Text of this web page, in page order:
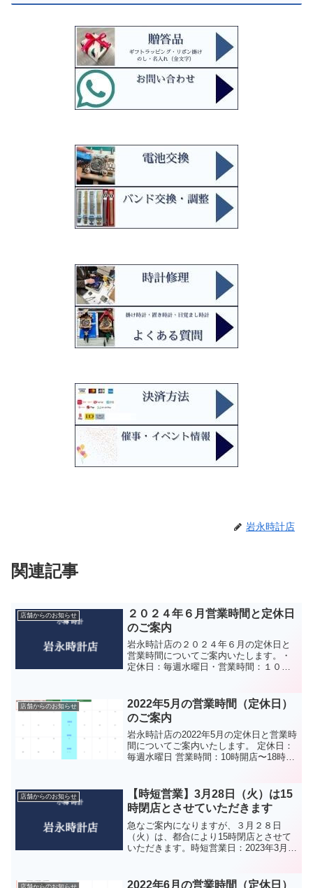
岩永時計店
関連記事
店舗からのお知らせ
２０２４年６月営業時間と定休日
のご案内
岩永時計店の２０２４年６月の定休日と
営業時間についてご案内いたします。・
定休日：毎週水曜日・営業時間：１０時
来店を心よりお待ちしております。岩永
時計店では、コロナウィル...
店舗からのお知らせ
2022年5月の営業時間（定休日）
のご案内
岩永時計店の2022年5月の定休日と営業時
間についてご案内いたします。 定休日：
毎週水曜日 営業時間：10時開店〜18時閉
り営業時間が変更になっております。
従...
店舗からのお知らせ
【時短営業】3月28日（火）は15
時閉店とさせていただきます
急なご案内になりますが、３月２８日
（火）は、都合により15時閉店とさせて
いただきます。時短営業日：2023年3月
くださいませ。岩永時計店では、コロナ
2022年6月の営業時間（定休日）